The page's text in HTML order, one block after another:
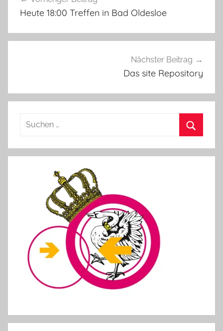
Heute 18:00 Treffen in Bad Oldesloe
Nächster Beitrag
Das site Repository
Suchen